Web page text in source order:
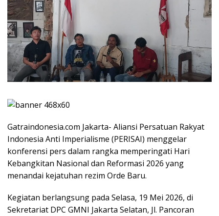
Gatraindonesia.com Jakarta- Aliansi Persatuan Rakyat
Indonesia Anti Imperialisme (PERISAI) menggelar
konferensi pers dalam rangka memperingati Hari
Kebangkitan Nasional dan Reformasi 2026 yang
menandai kejatuhan rezim Orde Baru.
Kegiatan berlangsung pada Selasa, 19 Mei 2026, di
Sekretariat DPC GMNI Jakarta Selatan, Jl. Pancoran